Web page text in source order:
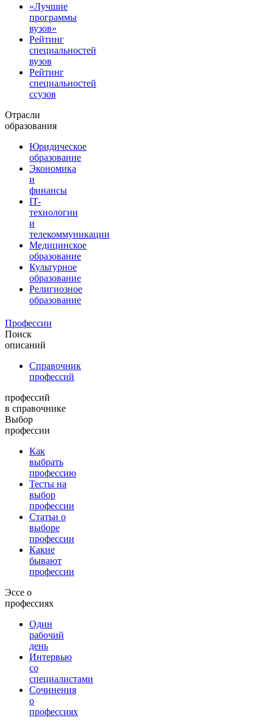
«Лучшие
программы
вузов»
Рейтинг
специальностей
вузов
Рейтинг
специальностей
ссузов
Отрасли
образования
Юридическое
образование
Экономика
и
финансы
IT-
технологии
и
телекоммуникации
Медицинское
образование
Культурное
образование
Религиозное
образование
Профессии
Поиск
описаний
Справочник
профессий
профессий
в справочнике
Выбор
профессии
Как
выбрать
профессию
Тесты на
выбор
профессии
Статьи о
выборе
профессии
Какие
бывают
профессии
Эссе о
профессиях
Один
рабочий
день
Интервью
со
специалистами
Сочинения
о
профессиях